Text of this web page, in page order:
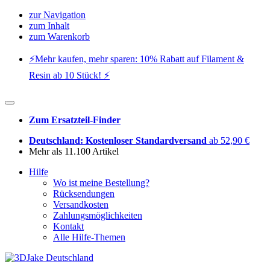
zur Navigation
zum Inhalt
zum Warenkorb
⚡️Mehr kaufen, mehr sparen: 10% Rabatt auf Filament &
Resin ab 10 Stück! ⚡️
Zum Ersatzteil-Finder
Deutschland: Kostenloser Standardversand ab 52,90 €
Mehr als 11.100 Artikel
Hilfe
Wo ist meine Bestellung?
Rücksendungen
Versandkosten
Zahlungsmöglichkeiten
Kontakt
Alle Hilfe-Themen